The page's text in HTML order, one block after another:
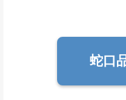
蛇口